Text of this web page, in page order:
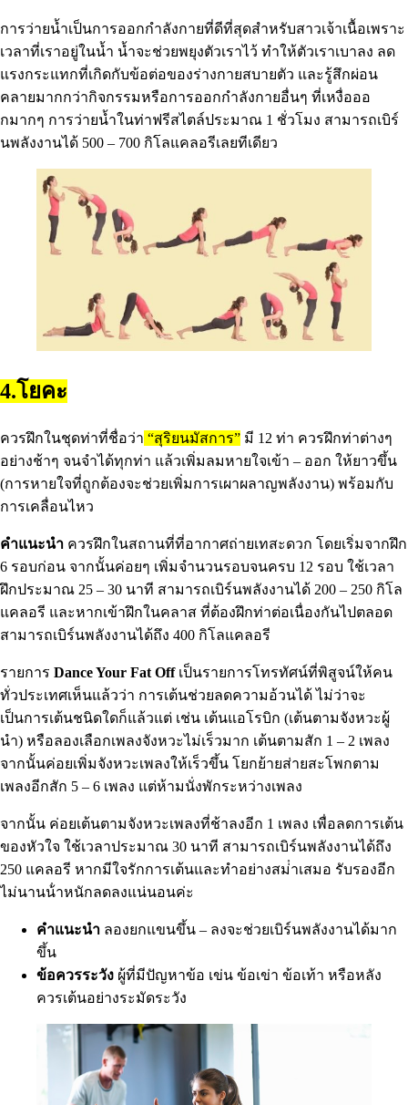
การว่ายน้ำเป็นการออกกําลังกายที่ดีที่สุดสําหรับสาวเจ้าเนื้อเพราะ
เวลาที่เราอยู่ในน้ำ น้ำจะช่วยพยุงตัวเราไว้ ทําให้ตัวเราเบาลง ลด
แรงกระแทกที่เกิดกับข้อต่อของร่างกายสบายตัว และรู้สึกผ่อน
คลายมากกว่ากิจกรรมหรือการออกกําลังกายอื่นๆ ที่เหงื่อออ
กมากๆ การว่ายน้ำในท่าฟรีสไตล์ประมาณ 1 ชั่วโมง สามารถเบิร์
นพลังงานได้ 500 – 700 กิโลแคลอรีเลยทีเดียว
4.โยคะ
ควรฝึกในชุดท่าที่ชื่อว่า “สุริยนมัสการ” มี 12 ท่า ควรฝึกท่าต่างๆ
อย่างช้าๆ จนจําได้ทุกท่า แล้วเพิ่มลมหายใจเข้า – ออก ให้ยาวขึ้น
(การหายใจที่ถูกต้องจะช่วยเพิ่มการเผาผลาญพลังงาน) พร้อมกับ
การเคลื่อนไหว
คําแนะนํา ควรฝึกในสถานที่ที่อากาศถ่ายเทสะดวก โดยเริ่มจากฝึก
6 รอบก่อน จากนั้นค่อยๆ เพิ่มจํานวนรอบจนครบ 12 รอบ ใช้เวลา
ฝึกประมาณ 25 – 30 นาที สามารถเบิร์นพลังงานได้ 200 – 250 กิโล
แคลอรี และหากเข้าฝึกในคลาส ที่ต้องฝึกท่าต่อเนื่องกันไปตลอด
สามารถเบิร์นพลังงานได้ถึง 400 กิโลแคลอรี
รายการ Dance Your Fat Off เป็นรายการโทรทัศน์ที่พิสูจน์ให้คน
ทั่วประเทศเห็นแล้วว่า การเต้นช่วยลดความอ้วนได้ ไม่ว่าจะ
เป็นการเต้นชนิดใดก็แล้วแต่ เช่น เต้นแอโรบิก (เต้นตามจังหวะผู้
นํา) หรือลองเลือกเพลงจังหวะไม่เร็วมาก เต้นตามสัก 1 – 2 เพลง
จากนั้นค่อยเพิ่มจังหวะเพลงให้เร็วขึ้น โยกย้ายส่ายสะโพกตาม
เพลงอีกสัก 5 – 6 เพลง แต่ห้ามนั่งพักระหว่างเพลง
จากนั้น ค่อยเต้นตามจังหวะเพลงที่ช้าลงอีก 1 เพลง เพื่อลดการเต้น
ของหัวใจ ใช้เวลาประมาณ 30 นาที สามารถเบิร์นพลังงานได้ถึง
250 แคลอรี หากมีใจรักการเต้นและทําอย่างสม่ําเสมอ รับรองอีก
ไม่นานน้ําหนักลดลงแน่นอนค่ะ
คําแนะนํา ลองยกแขนขึ้น – ลงจะช่วยเบิร์นพลังงานได้มาก
ขึ้น
ข้อควรระวัง ผู้ที่มีปัญหาข้อ เข่น ข้อเข่า ข้อเท้า หรือหลัง
ควรเต้นอย่างระมัดระวัง